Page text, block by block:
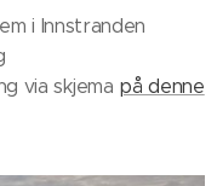
i Innstranden
via skjema på denne